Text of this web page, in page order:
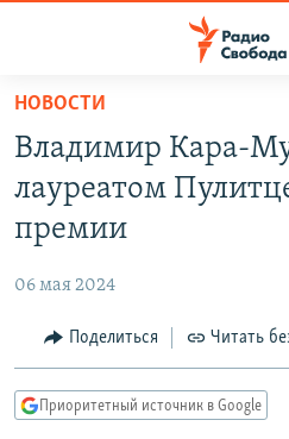
упрощенного
доступа
основному
Вернутся
Вернутся
ПОДКАСТЫ
АВТОРСКИЕ ПРОЕКТЫ
МНЕНИЯ
КУЛЬТУРА
КАВКАЗ.РЕАЛИИ
НОВОСТИ
Владимир Кара-
лауреатом
премии
06 мая 2024
Поделиться Читать
Приоритетный источник в Google